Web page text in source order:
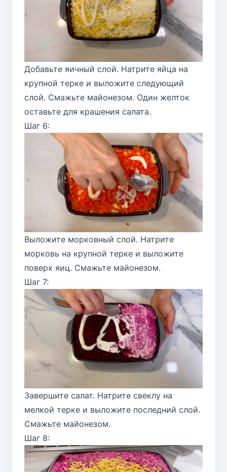
Добавьте яичный слой. Натрите яйца на
крупной терке и выложите следующий
слой. Смажьте майонезом. Один желток
оставьте для крашения салата.
Шаг 6:
Выложите морковный слой. Натрите
морковь на крупной терке и выложите
поверх яиц. Смажьте майонезом.
Шаг 7:
Завершите салат. Натрите свеклу на
мелкой терке и выложите последний слой.
Смажьте майонезом.
Шаг 8: